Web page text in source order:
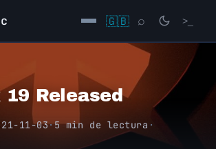
🇬🇧 ⌕ >_
Released
11-03·5 min de lectura ·